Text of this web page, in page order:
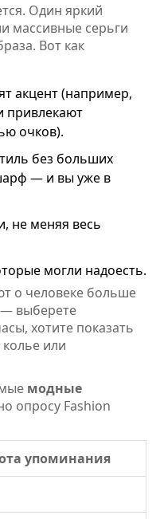
Один яркий
массивные серьги
Вот как
акцент (например,
привлекают
очков).
без больших
— и вы уже в
не меняя весь
могли надоесть.
о человеке больше
выберете
хотите показать
или
модные
опросу Fashion
упоминания